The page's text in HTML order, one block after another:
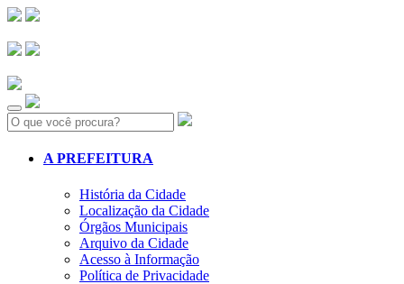
Search:
A PREFEITURA
História da Cidade
Localização da Cidade
Órgãos Municipais
Arquivo da Cidade
Acesso à Informação
Política de Privacidade